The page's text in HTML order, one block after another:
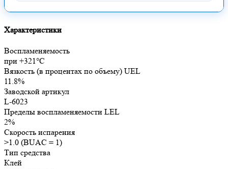
Характеристики
Воспламеняемость
при +321°C
Вязкость (в процентах по объему) UEL
11.8%
Заводской артикул
L-6023
Пределы воспламеняемости LEL
2%
Скорость испарения
>1.0 (BUAC = 1)
Тип средства
Клей